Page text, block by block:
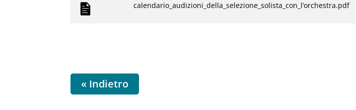
calendario_audizioni_della_selezione_solista_con_l’orchestra.pdf
« Indietro